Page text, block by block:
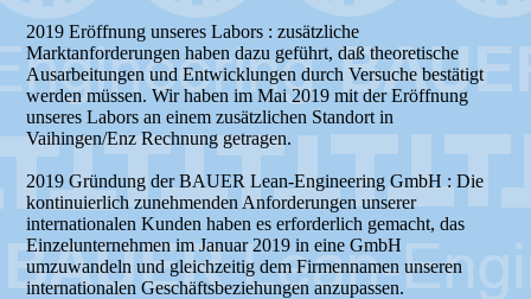
2019 Eröffnung unseres Labors : zusätzliche
Marktanforderungen haben dazu geführt, daß theoretische
Ausarbeitungen und Entwicklungen durch Versuche bestätigt
werden müssen. Wir haben im Mai 2019 mit der Eröffnung
unseres Labors an einem zusätzlichen Standort in
Vaihingen/Enz Rechnung getragen.
2019 Gründung der BAUER Lean-Engineering GmbH : Die
kontinuierlich zunehmenden Anforderungen unserer
internationalen Kunden haben es erforderlich gemacht, das
Einzelunternehmen im Januar 2019 in eine GmbH
umzuwandeln und gleichzeitig dem Firmennamen unseren
internationalen Geschäftsbeziehungen anzupassen.